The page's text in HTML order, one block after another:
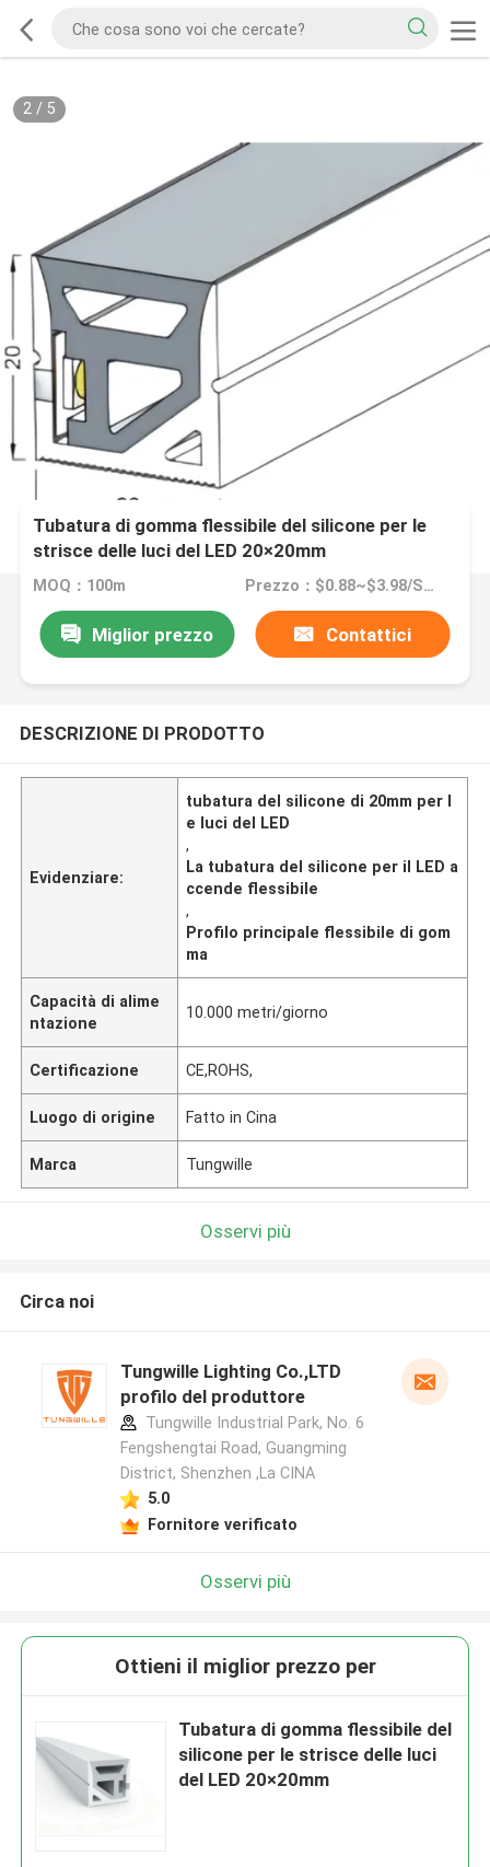
2/ 5
Tubatura di gomma flessibile del silicone per le
strisce delle luci del LED 20×20mm
MOQ：100m Prezzo：$0.88~$3.98/SET
Miglior prezzo Contattici
DESCRIZIONE DI PRODOTTO
Evidenziare:
tubatura del silicone di 20mm per l
e luci del LED
,
La tubatura del silicone per il LED a
ccende flessibile
,
Profilo principale flessibile di gom
ma
Capacità di alime
ntazione
10.000 metri/giorno
Certificazione CE,ROHS,
Luogo di origine Fatto in Cina
Marca Tungwille
Osservi più
Circa noi
Tungwille Lighting Co.,LTD
profilo del produttore
Tungwille Industrial Park, No. 6
Fengshengtai Road, Guangming
District, Shenzhen ,La CINA
5.0
Fornitore verificato
Osservi più
Ottieni il miglior prezzo per
Tubatura di gomma flessibile del
silicone per le strisce delle luci
del LED 20×20mm